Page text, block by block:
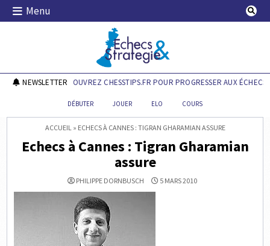
Skip
Menu
Echecs & Stratégie
NEWSLETTERDÉCOUVREZ CHESSTIPS.FR POUR PROGRESSER AUX ÉCHECS !
DÉBUTER JOUER ELO COURS
ACCUEIL» ECHECS À CANNES : TIGRAN GHARAMIAN ASSURE
Echecs à Cannes : Tigran Gharamian
assure
PHILIPPE DORNBUSCH 5 MARS 2010